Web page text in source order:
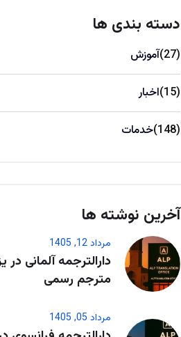
دسته بندی ها
آموزش (27)
اخبار (15)
خدمات (148)
آخرین نوشته ها
مرداد 12, 1405
دارالترجمه آلمانی در
مترجم رسمی
مرداد 05, 1405